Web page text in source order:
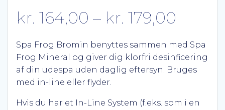
kr. 164,00 – kr. 179,00
kr.
til
kr.
Spa Frog Bromin benyttes sammen med Spa
Frog Mineral og giver dig klorfri desinficering
af din udespa uden daglig eftersyn. Bruges
med in-line eller flyder.
Hvis du har et In-Line System (f.eks. som i en